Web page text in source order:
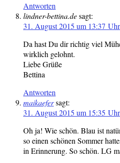
Antworten
lindner-bettina.desagt:
31. August 2015 um 13:37 Uhr
Da hast Du dir richtig viel
wirklich gelohnt.
Liebe Grüße
Bettina
Antworten
maikaefersagt:
31. August 2015 um 15:35 Uhr
Oh ja! Wie schön. Blau ist
so einen schönen Sommer
in Erinnerung. So schön. LG